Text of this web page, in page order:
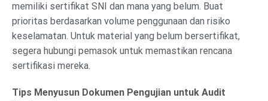
memiliki sertifikat SNI dan mana yang belum. Buat
prioritas berdasarkan volume penggunaan dan risiko
keselamatan. Untuk material yang belum bersertifikat,
segera hubungi pemasok untuk memastikan rencana
sertifikasi mereka.
Tips Menyusun Dokumen Pengujian untuk Audit